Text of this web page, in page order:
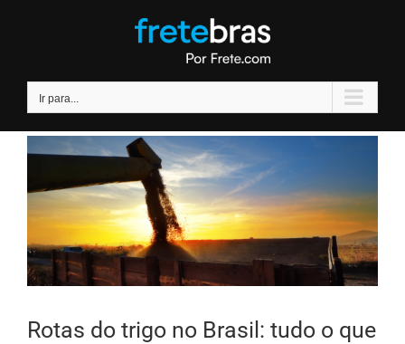
Ir para...
Rotas do trigo no Brasil: tudo o que